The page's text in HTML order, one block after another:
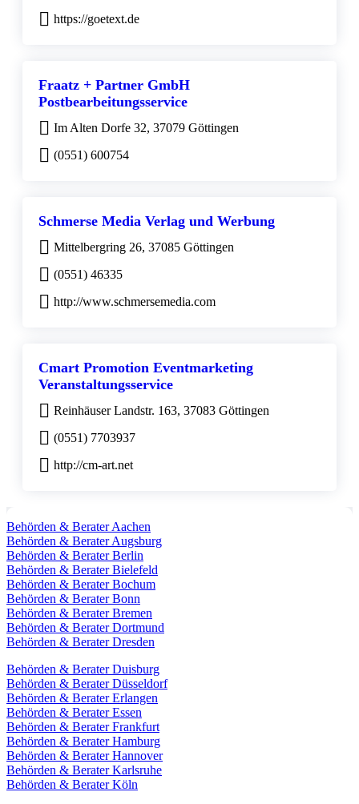
https://goetext.de
Fraatz + Partner GmbH
Postbearbeitungsservice
Im Alten Dorfe 32, 37079 Göttingen
(0551) 600754
Schmerse Media Verlag und Werbung
Mittelbergring 26, 37085 Göttingen
(0551) 46335
http://www.schmersemedia.com
Cmart Promotion Eventmarketing
Veranstaltungsservice
Reinhäuser Landstr. 163, 37083 Göttingen
(0551) 7703937
http://cm-art.net
Behörden & Berater Aachen
Behörden & Berater Augsburg
Behörden & Berater Berlin
Behörden & Berater Bielefeld
Behörden & Berater Bochum
Behörden & Berater Bonn
Behörden & Berater Bremen
Behörden & Berater Dortmund
Behörden & Berater Dresden
Behörden & Berater Duisburg
Behörden & Berater Düsseldorf
Behörden & Berater Erlangen
Behörden & Berater Essen
Behörden & Berater Frankfurt
Behörden & Berater Hamburg
Behörden & Berater Hannover
Behörden & Berater Karlsruhe
Behörden & Berater Köln